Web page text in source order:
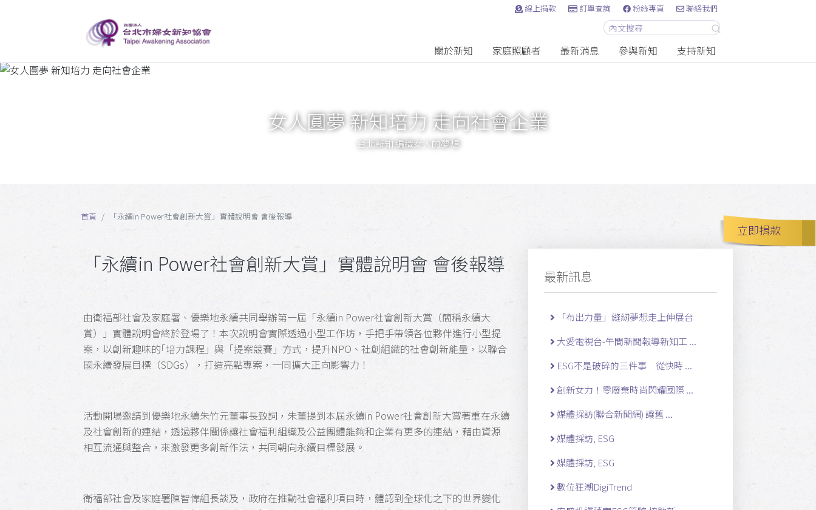
線上捐款 訂單查詢 粉絲專頁 聯絡我們
關於新知 家庭照顧者 最新消息 參與新知 支持新知
立即捐款
女人圓夢 新知培力 走向社會企業
台北新知 編織女人的夢想
首頁 「永續in Power社會創新大賞」實體說明會 會後報導
「永續in Power社會創新大賞」實體說明會 會後報導
由衛福部社會及家庭署、優樂地永續共同舉辦第一屆「永續in Power社會創新大賞（簡稱永續大
賞）」實體說明會終於登場了！本次說明會實際透過小型工作坊，手把手帶領各位夥伴進行小型提
案，以創新趣味的｢培力課程」與「提案競賽」方式，提升NPO、社創組織的社會創新能量，以聯合
國永續發展目標（SDGs），打造亮點專案，一同擴大正向影響力！
活動開場邀請到優樂地永續朱竹元董事長致詞，朱董提到本屆永續in Power社會創新大賞著重在永續
及社會創新的連結，透過夥伴關係讓社會福利組織及公益團體能夠和企業有更多的連結，藉由資源
相互流通與整合，來激發更多創新作法，共同朝向永續目標發展。
衛福部社會及家庭署陳智偉組長談及，政府在推動社會福利項目時，體認到全球化之下的世界變化
最新訊息
「布出力量」縫紉夢想走上伸展台
大愛電視台-午間新聞報導新知工 ...
ESG不是破碎的三件事 從快時 ...
創新女力！零廢棄時尚閃耀國際 ...
媒體採訪(聯合新聞網) 讓舊 ...
媒體採訪, ESG
媒體採訪, ESG
數位狂潮DigiTrend